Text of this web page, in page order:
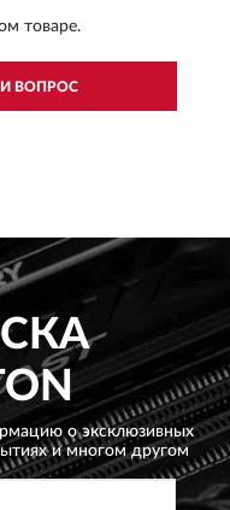
товаре.
ВОПРОС
о эксклюзивных
и многом другом